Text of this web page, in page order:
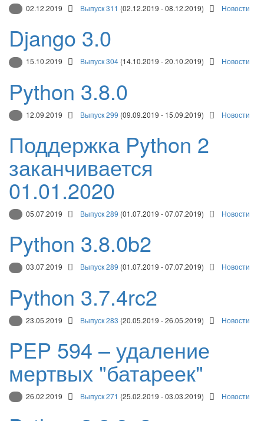
02.12.2019 Выпуск 311 (02.12.2019 - 08.12.2019) Новости
Django 3.0
15.10.2019 Выпуск 304 (14.10.2019 - 20.10.2019) Новости
Python 3.8.0
12.09.2019 Выпуск 299 (09.09.2019 - 15.09.2019) Новости
Поддержка Python 2
заканчивается
01.01.2020
05.07.2019 Выпуск 289 (01.07.2019 - 07.07.2019) Новости
Python 3.8.0b2
03.07.2019 Выпуск 289 (01.07.2019 - 07.07.2019) Новости
Python 3.7.4rc2
23.05.2019 Выпуск 283 (20.05.2019 - 26.05.2019) Новости
PEP 594 – удаление
мертвых "батареек"
26.02.2019 Выпуск 271 (25.02.2019 - 03.03.2019) Новости